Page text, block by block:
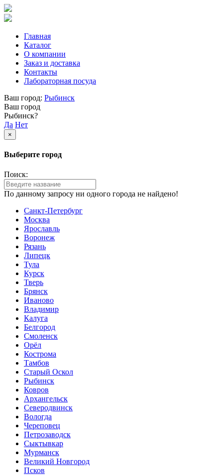
Главная
Каталог
О компании
Заказ и доставка
Контакты
Лабораторная посуда
Ваш город: Рыбинск
Ваш город
Рыбинск?
Да Нет
×
Выберите город
Поиск:
По данному запросу ни одного города не найдено!
Санкт-Петербург
Москва
Ярославль
Воронеж
Рязань
Липецк
Тула
Курск
Тверь
Брянск
Иваново
Владимир
Калуга
Белгород
Смоленск
Орёл
Кострома
Тамбов
Старый Оскол
Рыбинск
Ковров
Архангельск
Северодвинск
Вологда
Череповец
Петрозаводск
Сыктывкар
Мурманск
Великий Новгород
Псков